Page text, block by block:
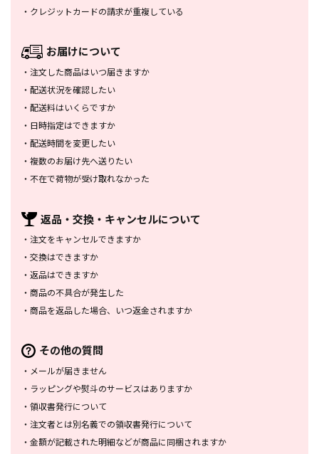
・ クレジットカードの請求が重複している
お届けについて
・ 注文した商品はいつ届きますか
・ 配送状況を確認したい
・ 配送料はいくらですか
・ 日時指定はできますか
・ 配送時間を変更したい
・ 複数のお届け先へ送りたい
・ 不在で荷物が受け取れなかった
返品・交換・ キャンセルについて
・ 注文をキャンセルできますか
・ 交換はできますか
・ 返品はできますか
・ 商品の不具合が発生した
・ 商品を返品した場合、 いつ返金されますか
その他の質問
・ メールが届きません
・ ラッピングや熨斗のサービスはありますか
・ 領収書発行について
・ 注文者とは別名義での領収書発行について
・ 金額が記載された明細などが商品に同梱されますか